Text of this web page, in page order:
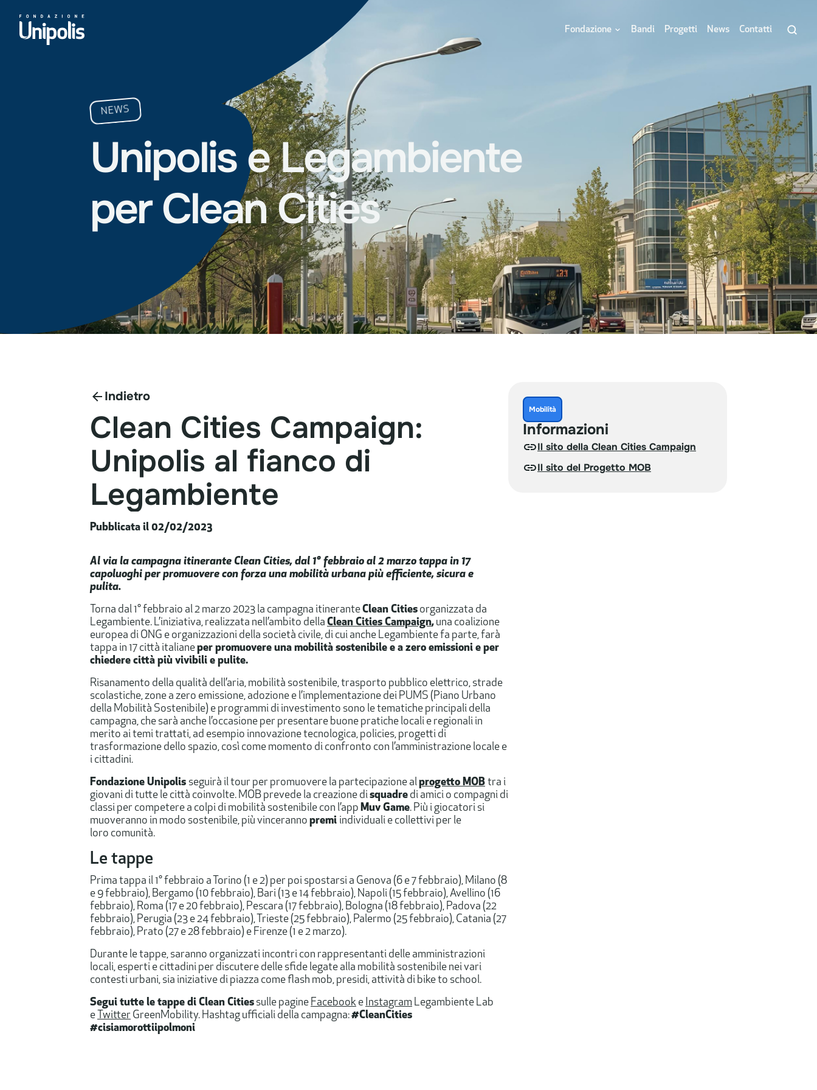
Fondazione Bandi Progetti News Contatti
NEWS
Unipolis eLegambiente
per CleanCities
Indietro
Clean Cities Campaign:
Unipolis al fianco di
Legambiente
Pubblicata il 02/02/2023
Al via la campagna itinerante Clean Cities, dal 1° febbraio al 2 marzo tappa in 17
capoluoghi per promuovere con forza una mobilità urbana più efficiente, sicura e
pulita.
Torna dal 1° febbraio al 2 marzo 2023 la campagna itineranteClean Cities organizzata da
Legambiente. L’iniziativa, realizzata nell’ambito della Clean Cities Campaign, una coalizione
europea di ONG e organizzazioni della società civile, di cui anche Legambiente fa parte, farà
tappa in 17 città italianeper promuovere una mobilità sostenibile e a zero emissioni e per
chiedere città più vivibili e pulite.
Risanamento della qualità dell’aria, mobilità sostenibile, trasporto pubblico elettrico, strade
scolastiche, zone a zero emissione, adozione e l’implementazione dei PUMS (Piano Urbano
della Mobilità Sostenibile) e programmi di investimento sono le tematiche principali della
campagna, che sarà anche l’occasione per presentare buone pratiche locali e regionali in
merito ai temi trattati, ad esempio innovazione tecnologica, policies, progetti di
trasformazione dello spazio, così come momento di confronto con l’amministrazione locale e
i cittadini.
Fondazione Unipolis seguirà il tour per promuovere la partecipazione alprogetto MOB tra i
giovani di tutte le città coinvolte. MOB prevede la creazione disquadre di amici o compagni di
classi per competere a colpi di mobilità sostenibile con l’app Muv Game. Più i giocatori si
muoveranno in modo sostenibile, più vinceranno premi individuali e collettivi per le
loro comunità.
Le tappe
Prima tappa il 1° febbraio a Torino (1 e 2) per poi spostarsi a Genova (6 e 7 febbraio), Milano (8
e 9 febbraio), Bergamo (10 febbraio), Bari (13 e 14 febbraio), Napoli (15 febbraio), Avellino (16
febbraio), Roma (17 e 20 febbraio), Pescara (17 febbraio), Bologna (18 febbraio), Padova (22
febbraio), Perugia (23 e 24 febbraio), Trieste (25 febbraio), Palermo (25 febbraio), Catania (27
febbraio), Prato (27 e 28 febbraio) e Firenze (1 e 2 marzo).
Durante le tappe, saranno organizzati incontri con rappresentanti delle amministrazioni
locali, esperti e cittadini per discutere delle sfide legate alla mobilità sostenibile nei vari
contesti urbani, sia iniziative di piazza come flash mob, presidi, attività di bike to school.
Segui tutte le tappe di Clean Cities sulle pagine Facebook e Instagram Legambiente Lab
e Twitter GreenMobility. Hashtag ufficiali della campagna:#CleanCities
#cisiamorottiipolmoni
Mobilità
Informazioni
Il sito della Clean Cities Campaign
Il sito del Progetto MOB